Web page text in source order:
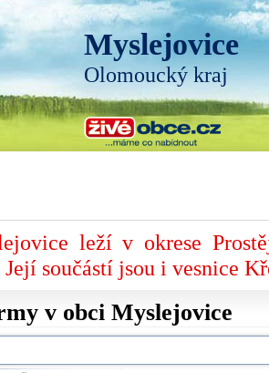
Myslejovice
Olomoucký kraj
leží v okrese
Její součástí jsou i vesnice
v obci Myslejovice